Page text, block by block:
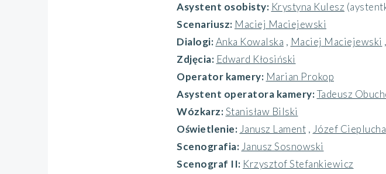
Asystent osobisty: Krystyna Kulesz
Scenariusz: Maciej Maciejewski
Dialogi:Anka Kowalska , Maciej Maciejewski ,
Zdjęcia: Edward Kłosiński
Operator kamery: Marian Prokop
Asystent operatora kamery:Tadeusz
Wózkarz:Stanisław Bilski
Oświetlenie: Janusz Lament , Józef Cieplucha
Scenografia: Janusz Sosnowski
Scenograf II: Krzysztof Stefankiewicz